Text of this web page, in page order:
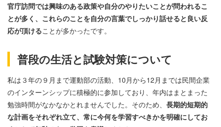
官庁訪問では興味のある政策や自分のやりたいことが問われるこ
とが多く、これらのことを自分の言葉でしっかり話せると良い反
応が頂けることが多かったです。
普段の生活と試験対策について
私は３年の９月まで運動部の活動、 10 月から12 月までは民間企業
のインターンシップに積極的に参加しており、年内はまとまった
勉強時間がなかなかとれませんでした。そのため、 長期的短期的
な計画をそれぞれ立て、常に今何を学習すべきかを明確にしてお